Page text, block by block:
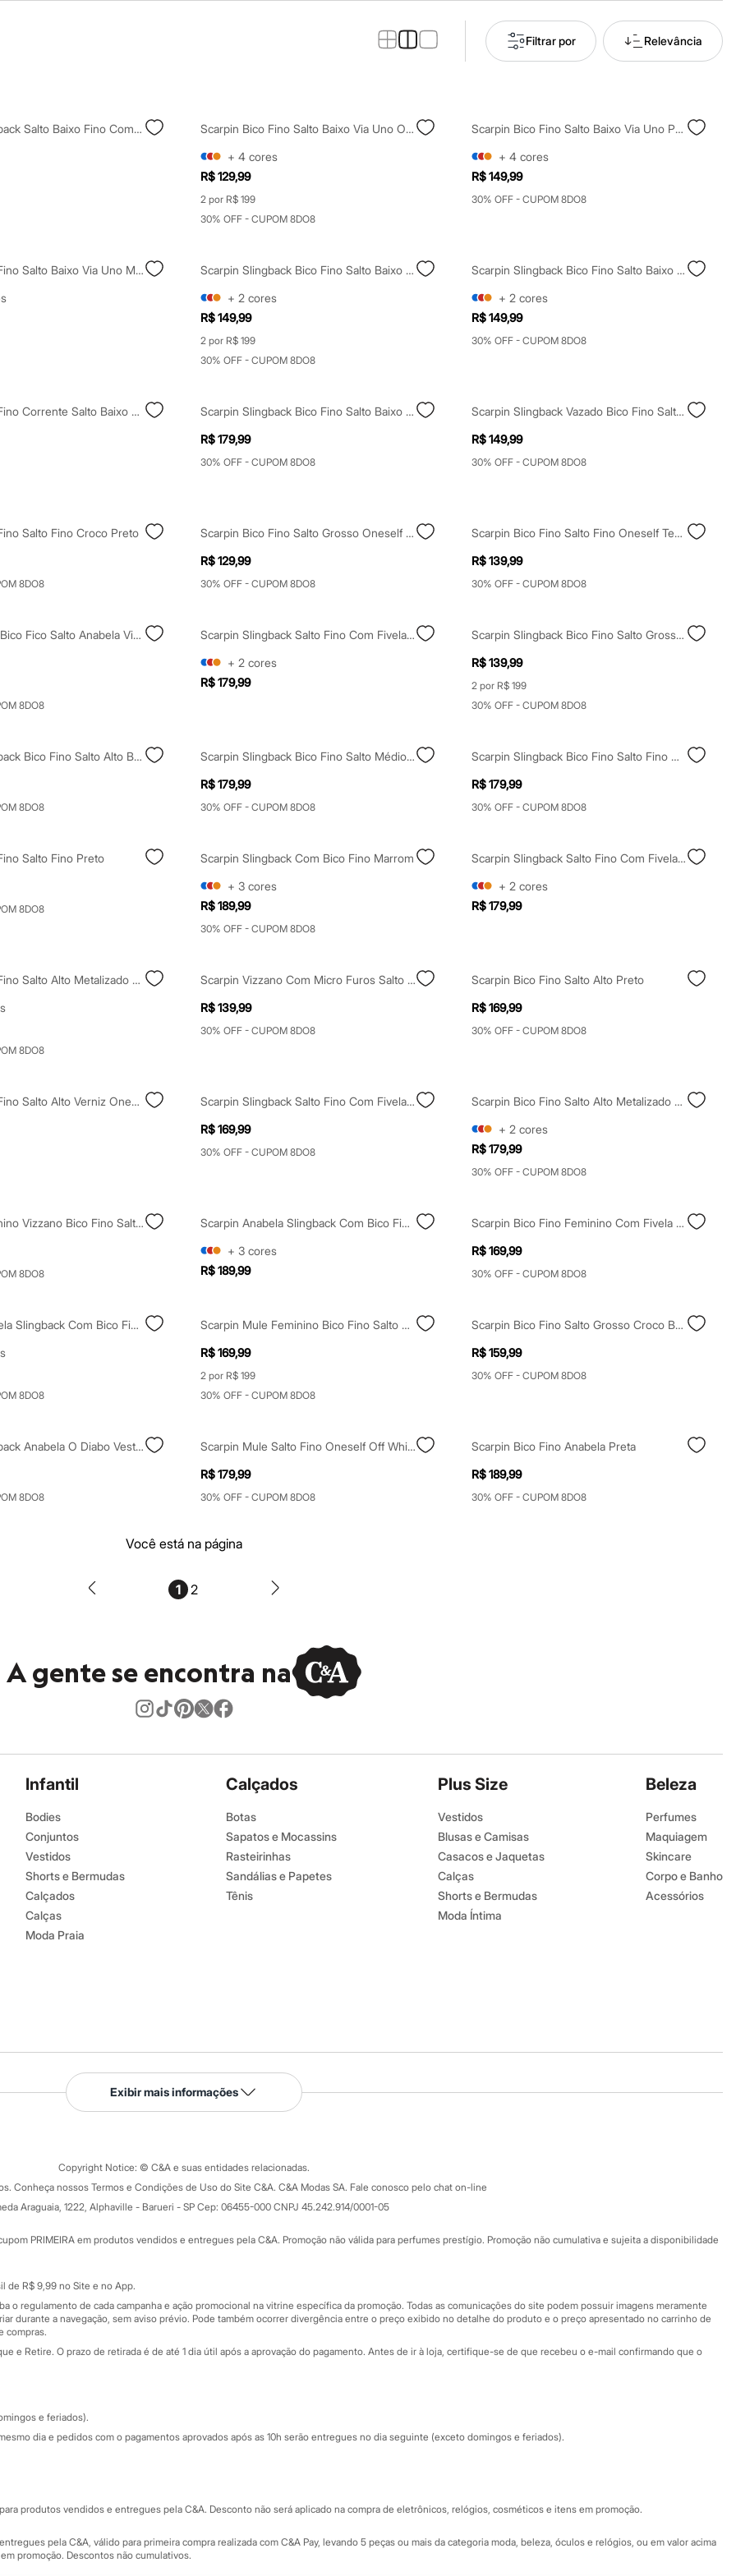
Filtrar por Relevância
Scarpin Slingback Salto Baixo Fino Com Metal Oneself Marrom
Scarpin Bico Fino Salto Baixo Via Uno Off White
+ 4 cores
R$ 129,99
2 por R$ 199
30% OFF - CUPOM 8DO8
Scarpin Bico Fino Salto Baixo Via Uno Preto
+ 4 cores
R$ 149,99
30% OFF - CUPOM 8DO8
Scarpin Bico Fino Salto Baixo Via Uno Marrom
Scarpin Slingback Bico Fino Salto Baixo Vinho
+ 2 cores
R$ 149,99
2 por R$ 199
30% OFF - CUPOM 8DO8
Scarpin Slingback Bico Fino Salto Baixo Preto
+ 2 cores
R$ 149,99
30% OFF - CUPOM 8DO8
Scarpin Bico Fino Corrente Salto Baixo Oneself Preto
Scarpin Slingback Bico Fino Salto Baixo Marrom
R$ 179,99
30% OFF - CUPOM 8DO8
Scarpin Slingback Vazado Bico Fino Salto Baixo Marrom
R$ 149,99
30% OFF - CUPOM 8DO8
Salto Fino Croco Preto
8DO8
Scarpin Bico Fino Salto Grosso Oneself Off White
R$ 129,99
30% OFF - CUPOM 8DO8
Scarpin Bico Fino Salto Fino Oneself Texturizado Marrom
R$ 139,99
30% OFF - CUPOM 8DO8
Scarpin Mule Bico Fico Salto Anabela Vinho
8DO8
Scarpin Slingback Salto Fino Com Fivela Grande Preto
+ 2 cores
R$ 179,99
Scarpin Slingback Bico Fino Salto Grosso Off White
R$ 139,99
2 por R$ 199
30% OFF - CUPOM 8DO8
Scarpin Slingback Bico Fino Salto Alto Bege
8DO8
Scarpin Slingback Bico Fino Salto Médio Preto
R$ 179,99
30% OFF - CUPOM 8DO8
Scarpin Slingback Bico Fino Salto Fino O Diabo Veste Prada Vermelho
R$ 179,99
30% OFF - CUPOM 8DO8
Salto Fino Preto
8DO8
Scarpin Slingback Com Bico Fino Marrom
+ 3 cores
R$ 189,99
30% OFF - CUPOM 8DO8
Scarpin Slingback Salto Fino Com Fivela Grande Bege
+ 2 cores
R$ 179,99
Scarpin Bico Fino Salto Alto Metalizado Oneself Preto
8DO8
Scarpin Vizzano Com Micro Furos Salto Médio Fino Marrom
R$ 139,99
30% OFF - CUPOM 8DO8
Scarpin Bico Fino Salto Alto Preto
R$ 169,99
30% OFF - CUPOM 8DO8
Scarpin Bico Fino Salto Alto Verniz Oneself Preto
Scarpin Slingback Salto Fino Com Fivela Marrom
R$ 169,99
30% OFF - CUPOM 8DO8
Scarpin Bico Fino Salto Alto Metalizado Oneself Bege
+ 2 cores
R$ 179,99
30% OFF - CUPOM 8DO8
Scarpin Feminino Vizzano Bico Fino Salto Médio Preto
8DO8
Scarpin Anabela Slingback Com Bico Fino - Branco
+ 3 cores
R$ 189,99
Scarpin Bico Fino Feminino Com Fivela Oneself Marrom
R$ 169,99
30% OFF - CUPOM 8DO8
Scarpin Anabela Slingback Com Bico Fino - Marrom Escuro
8DO8
Scarpin Mule Feminino Bico Fino Salto Fino Marrom
R$ 169,99
2 por R$ 199
30% OFF - CUPOM 8DO8
Scarpin Bico Fino Salto Grosso Croco Bebecê Bege
R$ 159,99
30% OFF - CUPOM 8DO8
Scarpin Slingback Anabela O Diabo Veste Prada Preto
8DO8
Scarpin Mule Salto Fino Oneself Off White
R$ 179,99
30% OFF - CUPOM 8DO8
Scarpin Bico Fino Anabela Preta
R$ 189,99
30% OFF - CUPOM 8DO8
Você está na página
1 2
A gente se encontra na
Infantil
Bodies
Conjuntos
Vestidos
Shorts e Bermudas
Calçados
Calças
Moda Praia
Calçados
Botas
Sapatos e Mocassins
Rasteirinhas
Sandálias e Papetes
Tênis
Plus Size
Vestidos
Blusas e Camisas
Casacos e Jaquetas
Calças
Shorts e Bermudas
Moda Íntima
Beleza
Perfumes
Maquiagem
Skincare
Corpo e Banho
Acessórios
Serviços
Tipos de serviços
Formas de pagamento
Todas as vantagens
Minha C&A
Cupons de desconto
Atendimento
Fale conosco
Central de ética
Eventos
Exibir mais informações
Copyright Notice: © C&A e suas entidades relacionadas.
Conheça nossos Termos e Condições de Uso do Site C&A. C&A Modas SA. Fale conosco pelo chat on-line
Araguaia, 1222, Alphaville - Barueri - SP Cep: 06455-000 CNPJ 45.242.914/0001-05
PRIMEIRA em produtos vendidos e entregues pela C&A. Promoção não válida para perfumes prestígio. Promoção não cumulativa e sujeita a disponibilidade
de R$ 9,99 no Site e no App.
o regulamento de cada campanha e ação promocional na vitrine específica da promoção. Todas as comunicações do site podem possuir imagens meramente
durante a navegação, sem aviso prévio. Pode também ocorrer divergência entre o preço exibido no detalhe do produto e o preço apresentado no carrinho de
compras.
e Retire. O prazo de retirada é de até 1 dia útil após a aprovação do pagamento. Antes de ir à loja, certifique-se de que recebeu o e-mail confirmando que o
e feriados).
dia e pedidos com o pagamentos aprovados após as 10h serão entregues no dia seguinte (exceto domingos e feriados).
produtos vendidos e entregues pela C&A. Desconto não será aplicado na compra de eletrônicos, relógios, cosméticos e itens em promoção.
pela C&A, válido para primeira compra realizada com C&A Pay, levando 5 peças ou mais da categoria moda, beleza, óculos e relógios, ou em valor acima
promoção. Descontos não cumulativos.